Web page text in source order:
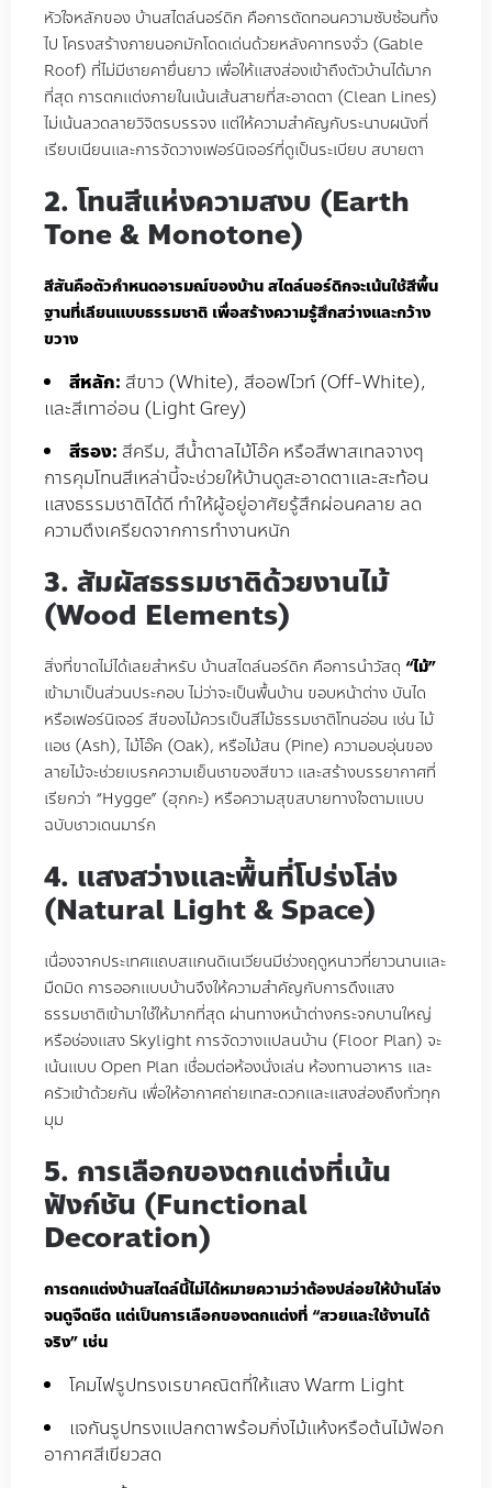
หัวใจหลักของ บ้านสไตล์นอร์ดิก คือการตัดทอนความซับซ้อนทิ้ง
ไป โครงสร้างภายนอกมักโดดเด่นด้วยหลังคาทรงจั่ว (Gable
Roof) ที่ไม่มีชายคายื่นยาว เพื่อให้แสงส่องเข้าถึงตัวบ้านได้มาก
ที่สุด การตกแต่งภายในเน้นเส้นสายที่สะอาดตา (Clean Lines)
ไม่เน้นลวดลายวิจิตรบรรจง แต่ให้ความสำคัญกับระนาบผนังที่
เรียบเนียนและการจัดวางเฟอร์นิเจอร์ที่ดูเป็นระเบียบ สบายตา
2. โทนสีแห่งความสงบ (Earth
Tone & Monotone)
สีสันคือตัวกำหนดอารมณ์ของบ้าน สไตล์นอร์ดิกจะเน้นใช้สีพื้น
ฐานที่เลียนแบบธรรมชาติ เพื่อสร้างความรู้สึกสว่างและกว้าง
ขวาง
สีหลัก: สีขาว (White), สีออฟไวท์ (Off-White),
และสีเทาอ่อน (Light Grey)
สีรอง: สีครีม, สีน้ำตาลไม้โอ๊ค หรือสีพาสเทลจางๆ
การคุมโทนสีเหล่านี้จะช่วยให้บ้านดูสะอาดตาและสะท้อน
แสงธรรมชาติได้ดี ทำให้ผู้อยู่อาศัยรู้สึกผ่อนคลาย ลด
ความตึงเครียดจากการทำงานหนัก
3. สัมผัสธรรมชาติด้วยงานไม้
(Wood Elements)
สิ่งที่ขาดไม่ได้เลยสำหรับ บ้านสไตล์นอร์ดิก คือการนำวัสดุ “ไม้”
เข้ามาเป็นส่วนประกอบ ไม่ว่าจะเป็นพื้นบ้าน ขอบหน้าต่าง บันได
หรือเฟอร์นิเจอร์ สีของไม้ควรเป็นสีไม้ธรรมชาติโทนอ่อน เช่น ไม้
แอช (Ash), ไม้โอ๊ค (Oak), หรือไม้สน (Pine) ความอบอุ่นของ
ลายไม้จะช่วยเบรกความเย็นชาของสีขาว และสร้างบรรยากาศที่
เรียกว่า “Hygge” (ฮุกกะ) หรือความสุขสบายทางใจตามแบบ
ฉบับชาวเดนมาร์ก
4. แสงสว่างและพื้นที่โปร่งโล่ง
(Natural Light & Space)
เนื่องจากประเทศแถบสแกนดิเนเวียนมีช่วงฤดูหนาวที่ยาวนานและ
มืดมิด การออกแบบบ้านจึงให้ความสำคัญกับการดึงแสง
ธรรมชาติเข้ามาใช้ให้มากที่สุด ผ่านทางหน้าต่างกระจกบานใหญ่
หรือช่องแสง Skylight การจัดวางแปลนบ้าน (Floor Plan) จะ
เน้นแบบ Open Plan เชื่อมต่อห้องนั่งเล่น ห้องทานอาหาร และ
ครัวเข้าด้วยกัน เพื่อให้อากาศถ่ายเทสะดวกและแสงส่องถึงทั่วทุก
มุม
5. การเลือกของตกแต่งที่เน้น
ฟังก์ชัน (Functional
Decoration)
การตกแต่งบ้านสไตล์นี้ไม่ได้หมายความว่าต้องปล่อยให้บ้านโล่ง
จนดูจืดชืด แต่เป็นการเลือกของตกแต่งที่ “สวยและใช้งานได้
จริง” เช่น
โคมไฟรูปทรงเรขาคณิตที่ให้แสง Warm Light
แจกันรูปทรงแปลกตาพร้อมกิ่งไม้แห้งหรือต้นไม้ฟอก
อากาศสีเขียวสด